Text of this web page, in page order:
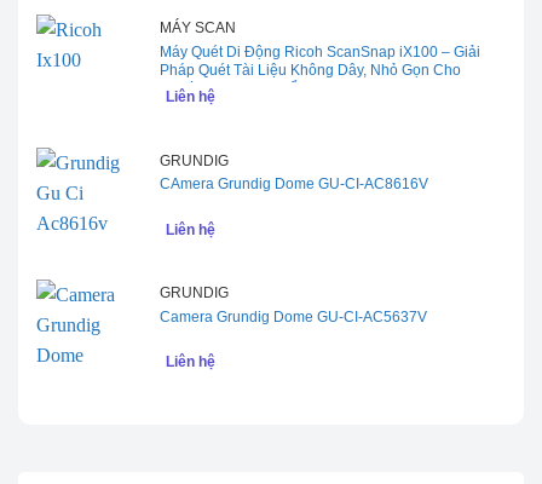
MÁY SCAN
Máy Quét Di Động Ricoh ScanSnap iX100 – Giải
Pháp Quét Tài Liệu Không Dây, Nhỏ Gọn Cho
Người Hay Di Chuyển
Liên hệ
GRUNDIG
CAmera Grundig Dome GU-CI-AC8616V
Liên hệ
GRUNDIG
Camera Grundig Dome GU-CI-AC5637V
Liên hệ